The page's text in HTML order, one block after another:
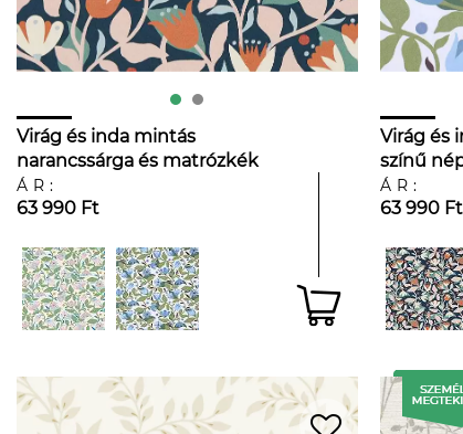
Virág és inda mintás
narancssárga és matrózkék
színű népies luxus dekor tapéta
ÁR:
63 990 Ft
Virág és
színű
ÁR:
63 990 Ft